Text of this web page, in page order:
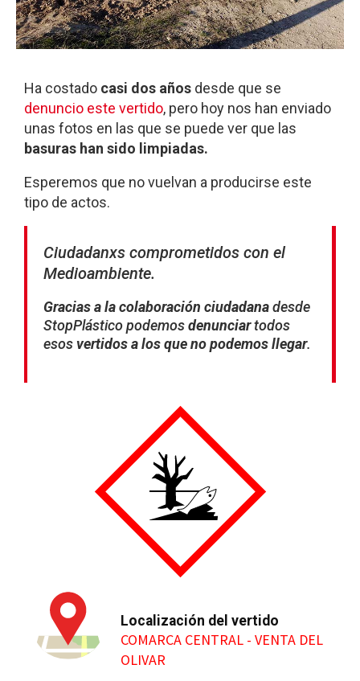
Ha costado casi dos años desde que se
denuncio este vertido, pero hoy nos han enviado
unas fotos en las que se puede ver que las
basuras han sido limpiadas.
Esperemos que no vuelvan a producirse este
tipo de actos.
Ciudadanxs comprometidos con el
Medioambiente.
Gracias a la colaboración ciudadanadesde
StopPlástico podemosdenunciartodos
esosvertidos a los que no podemos llegar.
Localización del vertido
COMARCA CENTRAL - VENTA DEL
OLIVAR